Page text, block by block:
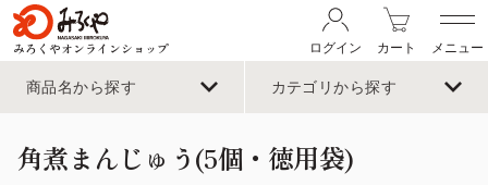
みろくやオンラインショップ ログイン カート メニュー
商品名から探す カテゴリから探す
角煮まんじゅう(5個・徳用袋)